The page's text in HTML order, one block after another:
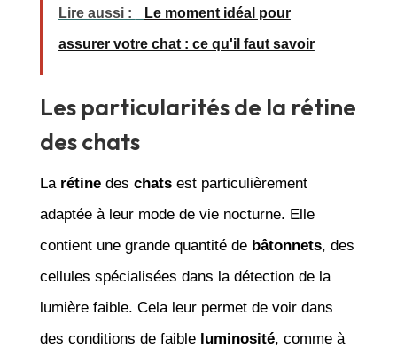
Lire aussi : Le moment idéal pour
assurer votre chat : ce qu'il faut savoir
Les particularités de la rétine
des chats
La rétinedes chatsest particulièrement
adaptée à leur mode de vie nocturne. Elle
contient une grande quantité de bâtonnets, des
cellules spécialisées dans la détection de la
lumière faible. Cela leur permet de voir dans
des conditions de faible luminosité, comme à